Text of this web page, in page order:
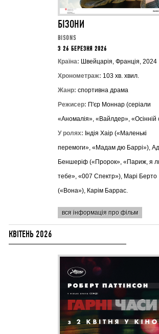
БІЗОНИ
BISONS
З 26 БЕРЕЗНЯ 2026
Країна: Швейцарія, Франція, 2024
Хронометраж: 103 хв. хвил.
Жанр: спортивна драма
Режисер: П'єр Моннар (серіали
«Аномалія», «Вайлдер», «Осінній
У ролях: Індія Хаір («Маленькі
перемоги», «Мадам дю Баррі»),
Беншеріф («Пророк», «Париж, я
тебе», «007 Спектр»), Марі Берто
(«Вона»), Карім Баррас.
вся інформація про фільм
КВІТЕНЬ 2026